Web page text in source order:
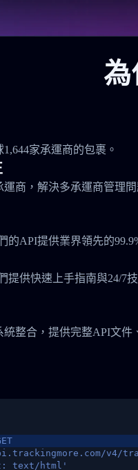
家承運商的包裹。
運商，解決多承運商管理
的API提供業界領先的
提供快速上手指南與24/7
統整合，提供完整API文
v4/
text/html'